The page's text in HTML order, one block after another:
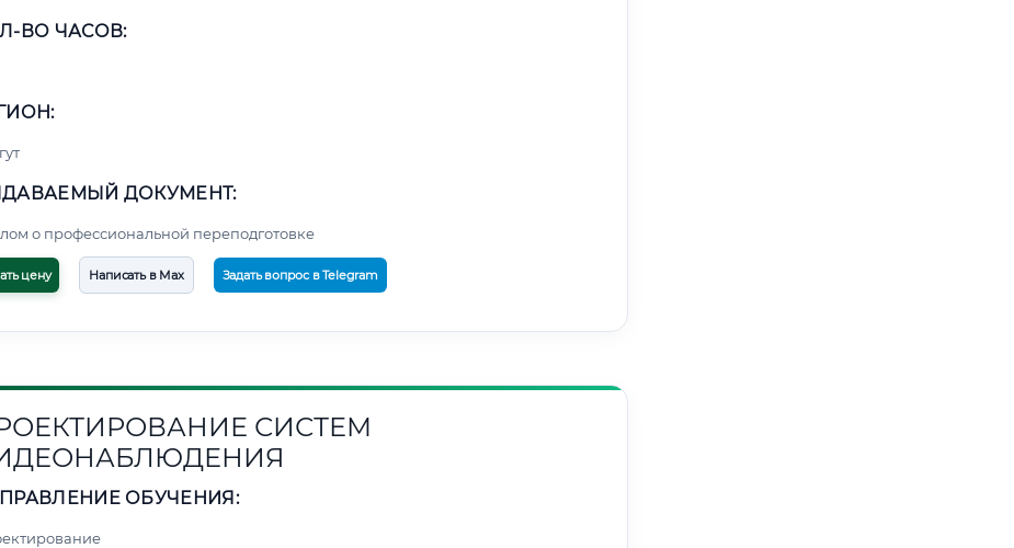
ВО ЧАСОВ:
ДОКУМЕНТ:
о профессиональной переподготовке
цену Написать в Max Задать вопрос в Telegram
СИСТЕМ
ОБУЧЕНИЯ: